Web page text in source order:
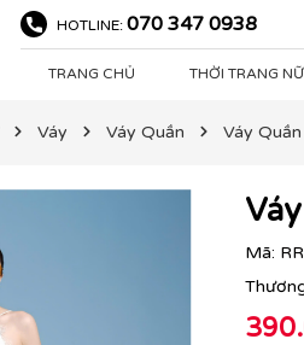
HOTLINE: 070 347 0938
TRANG CHỦ THỜI TRANG NỮ
Váy Váy Quần Váy
Mã: